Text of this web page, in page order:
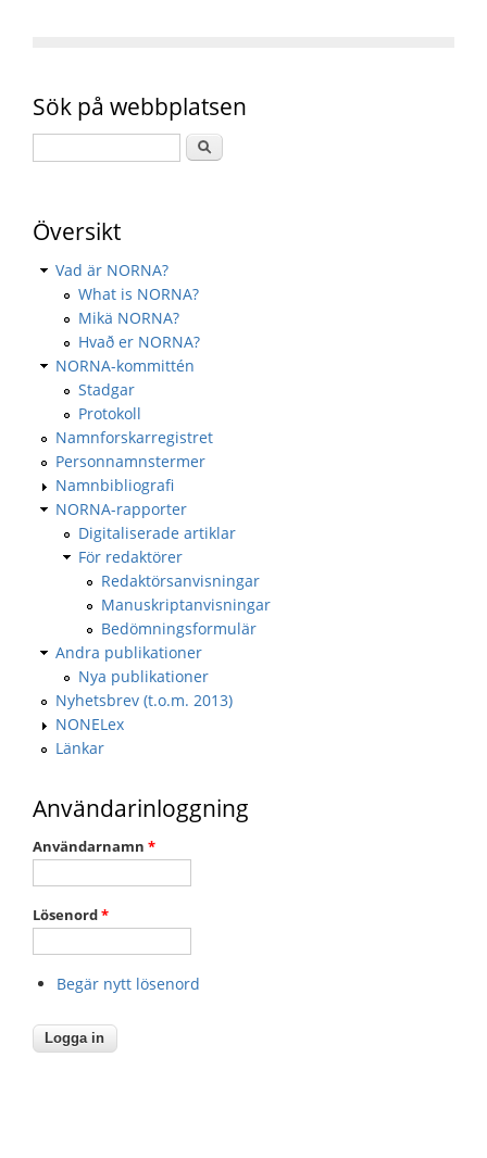
Sök på webbplatsen
Översikt
Vad är NORNA?
What is NORNA?
Mikä NORNA?
Hvað er NORNA?
NORNA-kommittén
Stadgar
Protokoll
Namnforskarregistret
Personnamnstermer
Namnbibliografi
NORNA-rapporter
Digitaliserade artiklar
För redaktörer
Redaktörsanvisningar
Manuskriptanvisningar
Bedömningsformulär
Andra publikationer
Nya publikationer
Nyhetsbrev (t.o.m. 2013)
NONELex
Länkar
Användarinloggning
Användarnamn *
Lösenord*
Begär nytt lösenord